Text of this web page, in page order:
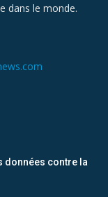
dans le monde.
données contre la